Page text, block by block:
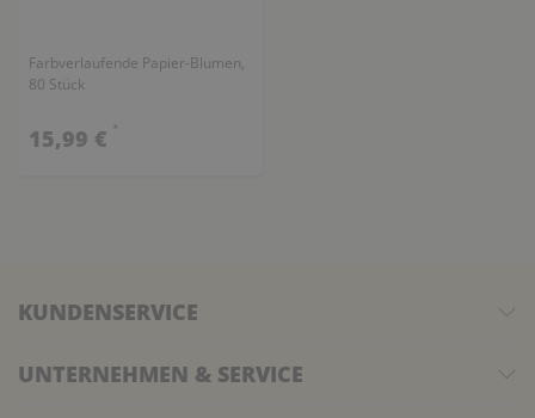
Farbverlaufende Papier-Blumen,
80 Stück
15,99 € *
KUNDENSERVICE
UNTERNEHMEN & SERVICE